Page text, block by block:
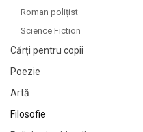
Roman polițist
Science Fiction
Cărți pentru copii
Poezie
Artă
Filosofie